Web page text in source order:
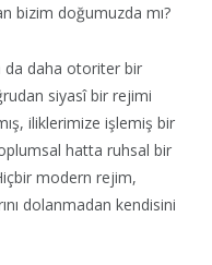
bizim doğumuzda mı?
da daha otoriter bir
siyasî bir rejimi
iliklerimize işlemiş bir
hatta ruhsal bir
modern rejim,
dolanmadan kendisini